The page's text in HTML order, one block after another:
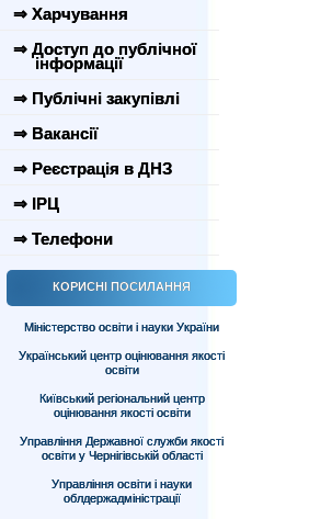
⇒ Харчування
⇒ Доступ до публічної
інформації
⇒ Публічні закупівлі
⇒ Вакансії
⇒ Реєстрація в ДНЗ
⇒ ІРЦ
⇒ Телефони
КОРИСНІ ПОСИЛАННЯ
Міністерство освіти і науки України
Український центр оцінювання якості
освіти
Київський регіональний центр
оцінювання якості освіти
Управління Державної служби якості
освіти у Чернігівській області
Управління освіти і науки
облдержадміністрації